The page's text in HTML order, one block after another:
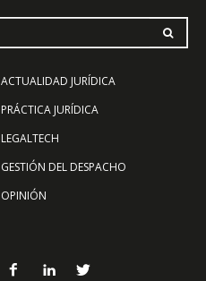
ACTUALIDAD JURÍDICA
PRÁCTICA JURÍDICA
LEGALTECH
GESTIÓN DEL DESPACHO
OPINIÓN